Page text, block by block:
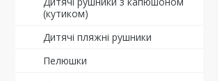
(кутиком)
Дитячі пляжні рушники
Пелюшки